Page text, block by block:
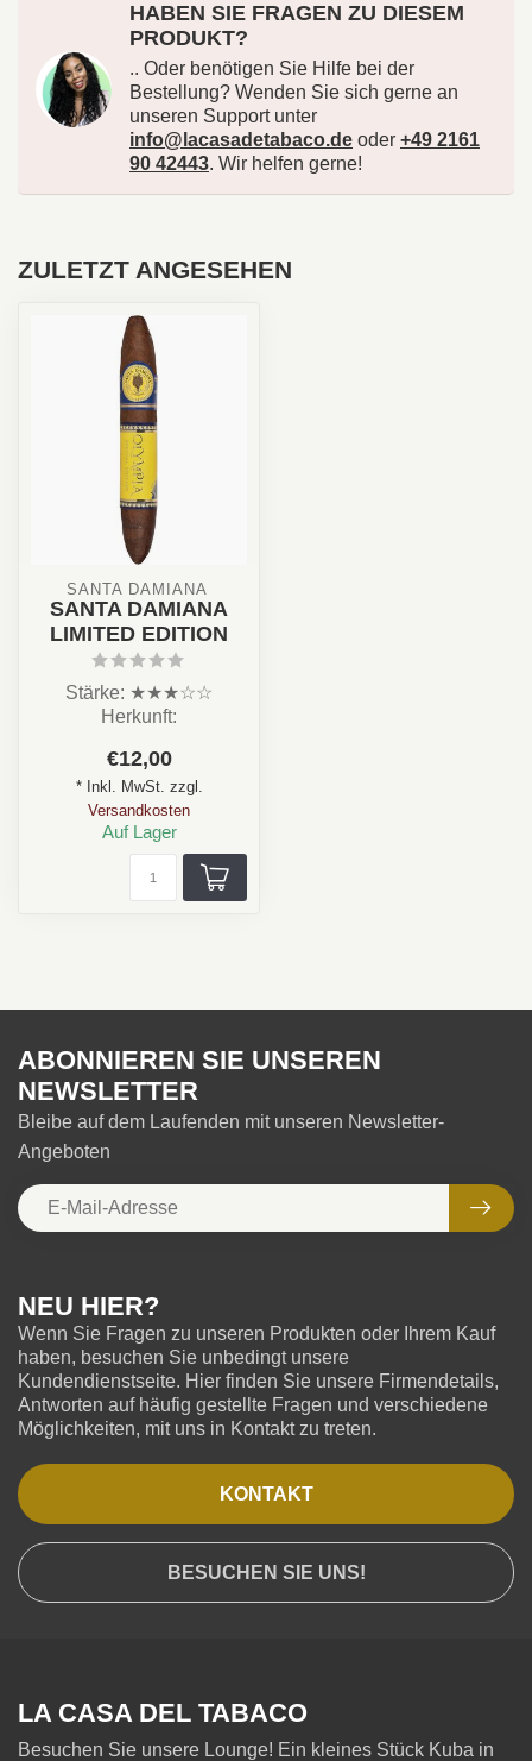
HABEN SIE FRAGEN ZU DIESEM
PRODUKT?
.. Oder benötigen Sie Hilfe bei der
Bestellung? Wenden Sie sich gerne an
unseren Support unter
info@lacasadetabaco.de oder +49 2161
90 42443. Wir helfen gerne!
ZULETZT ANGESEHEN
SANTA DAMIANA
SANTA DAMIANA
LIMITED EDITION
Stärke: ★★★☆☆
Herkunft:
Republik
Aroma: cremig, würzig,
nussige...
€12,00
* Inkl. MwSt. zzgl.
Versandkosten
Auf Lager
NEU HIER?
Wenn Sie Fragen zu unseren Produkten oder Ihrem Kauf
haben, besuchen Sie unbedingt unsere
Kundendienstseite. Hier finden Sie unsere Firmendetails,
Antworten auf häufig gestellte Fragen und verschiedene
Möglichkeiten, mit uns in Kontakt zu treten.
KONTAKT
BESUCHEN SIE UNS!
ABONNIEREN SIE UNSEREN
NEWSLETTER
Bleibe auf dem Laufenden mit unseren Newsletter-
Angeboten
LA CASA DEL TABACO
Besuchen Sie unsere Lounge! Ein kleines Stück Kuba in